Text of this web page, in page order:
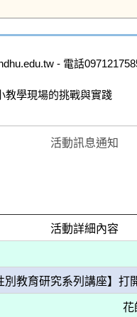
- 電話
教學現場的挑戰與實踐
活動訊息通知
活動詳細內容
別教育研究系列講座】
花